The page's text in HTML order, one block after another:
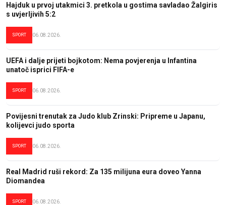
Hajduk u prvoj utakmici 3. pretkola u gostima savladao Žalgiris
s uvjerljivih 5:2
SPORT 06.08.2026.
UEFA i dalje prijeti bojkotom: Nema povjerenja u Infantina
unatoč isprici FIFA-e
SPORT 06.08.2026.
Povijesni trenutak za Judo klub Zrinski: Pripreme u Japanu,
kolijevci judo sporta
SPORT 06.08.2026.
Real Madrid ruši rekord: Za 135 milijuna eura doveo Yanna
Diomandea
SPORT 06.08.2026.